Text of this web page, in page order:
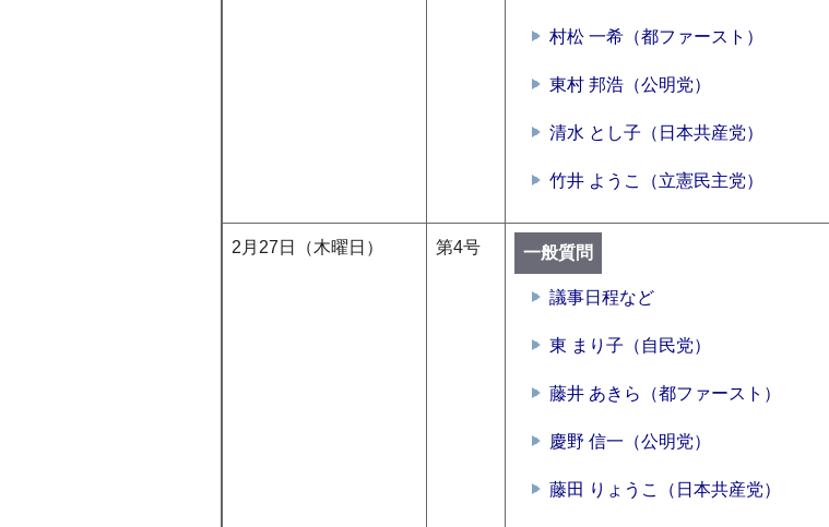
村松 一希（都ファースト）
東村 邦浩（公明党）
清水 とし子（日本共産党）
竹井 ようこ（立憲民主党）
2月27日（木曜日） 第4号 一般質問
議事日程など
東 まり子（自民党）
藤井 あきら（都ファースト）
慶野 信一（公明党）
藤田 りょうこ（日本共産党）